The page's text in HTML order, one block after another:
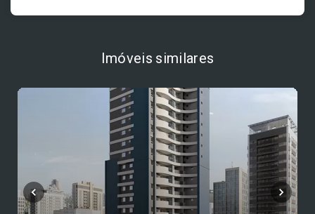
Imóveis similares